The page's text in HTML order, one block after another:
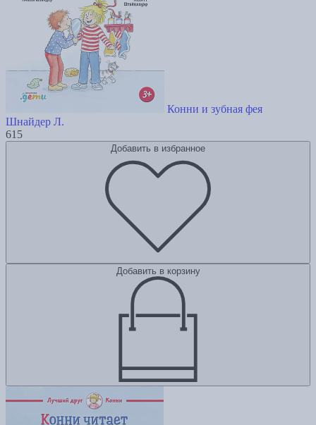
Конни и зубная фея
Шнайдер Л.
615
Добавить в избранное
Добавить в корзину